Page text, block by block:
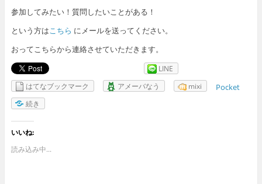
参加してみたい！質問したいことがある！
という方はこちら にメールを送ってください。
おってこちらから連絡させていただきます。
LINE
はてなブックマーク
アメーバなう mixi Pocket
続き
いいね:
読み込み中...